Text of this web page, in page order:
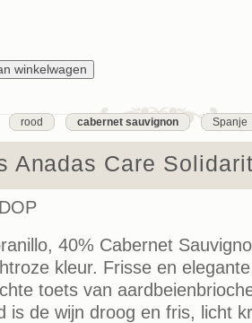
rood cabernet sauvignon Spanje
Anadas Care
40% Cabernet
kleur. Frisse en
toets van
is de wijn droog en fris, licht